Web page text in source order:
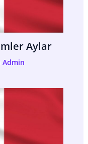
Aylar
Admin